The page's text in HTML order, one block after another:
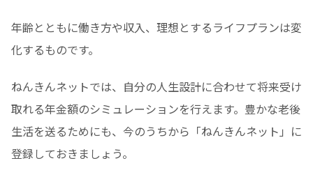
年齢とともに働き方や収入、理想とするライフプランは変
化するものです。
ねんきんネットでは、自分の人生設計に合わせて将来受け
取れる年金額のシミュレーションを行えます。豊かな老後
生活を送るためにも、今のうちから「ねんきんネット」に
登録しておきましょう。